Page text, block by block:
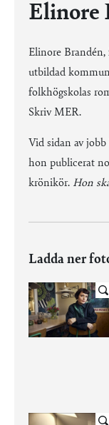
Elinore
Elinore
utbildad
folkhögskolas
Skriv MER.
Vid sidan av
hon publicerat
krönikör. Hon
Ladda ner